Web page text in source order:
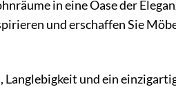
in eine Oase der
und erschaffen Sie
und ein